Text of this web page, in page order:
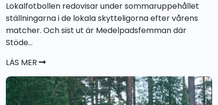
Lokalfotbollen redovisar under sommaruppehållet
ställningarna i de lokala skytteligorna efter vårens
matcher. Och sist ut är Medelpadsfemman där
Stöde...
LÄS MER